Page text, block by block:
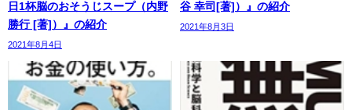
日1杯脳のおそうじスープ（内野
勝行 [著]）』の紹介
2021年8月4日
谷 幸司[著]）』の紹介
2021年8月3日